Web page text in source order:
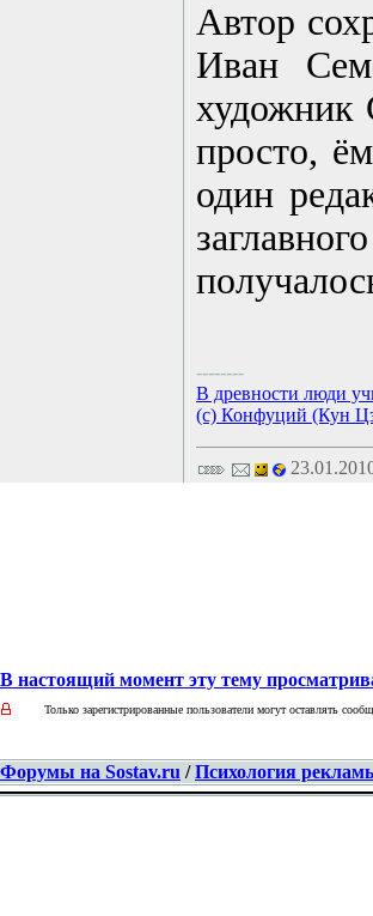
Автор
Иван
художник
просто,
один
--------
В древности люди
(с) Конфуций (Кун
В настоящий момент эту тему
Только зарегистрированные пользователи могут оставлять
Форумы на Sostav.ru /Психология